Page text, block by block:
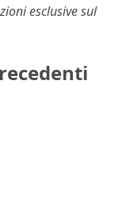
esclusive sul